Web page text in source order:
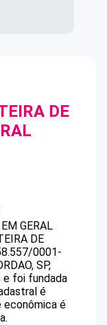
DE
GERAL
DE
0001-
SP,
e foi fundada
é
econômica é